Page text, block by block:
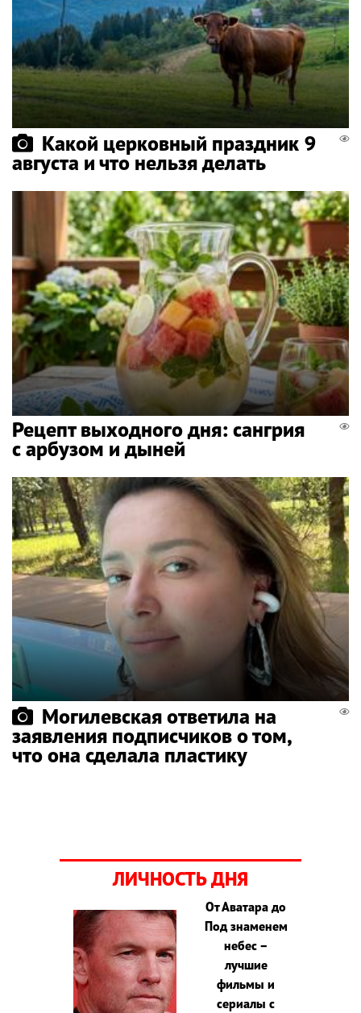
Какой церковный праздник 9
августа и что нельзя делать
Рецепт выходного дня: сангрия
с арбузом и дыней
Могилевская ответила на
заявления подписчиков о том,
что она сделала пластику
ЛИЧНОСТЬ ДНЯ
От Аватара до
Под знаменем
небес –
лучшие
фильмы и
сериалы с